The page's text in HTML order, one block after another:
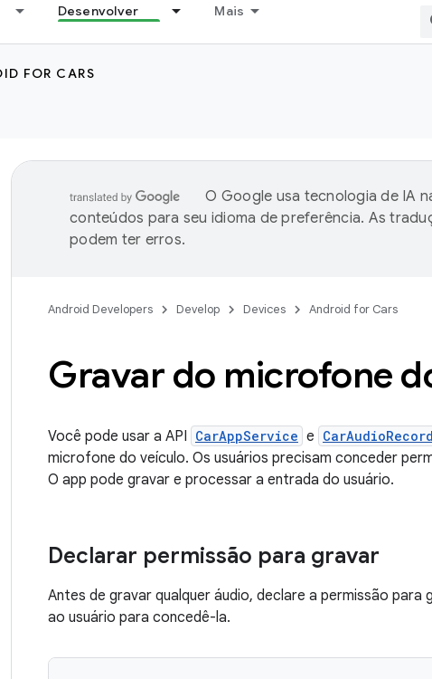
Desenvolver Mais
FOR CARS
O Google usa tecnologia de IA
conteúdos para seu idioma de preferência. As
podem ter erros.
Android Developers Develop Devices Android for Cars
Gravar do microfone
Você pode usar a API CarAppService e CarAudioRecord
microfone do veículo. Os usuários precisam conceder
O app pode gravar e processar a entrada do usuário.
Declarar permissão para gravar
Antes de gravar qualquer áudio, declare a permissão para
ao usuário para concedê-la.